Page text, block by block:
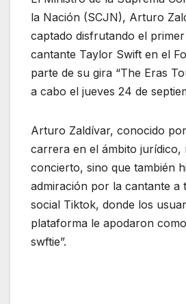
la Nación (SCJN), Arturo
captado disfrutando el
cantante Taylor Swift en el
parte de su gira “The Eras
a cabo el jueves 24 de
Arturo Zaldívar, conocido
carrera en el ámbito jurídico,
concierto, sino que también
admiración por la cantante a
social Tiktok, donde los
plataforma le apodaron
swftie”.